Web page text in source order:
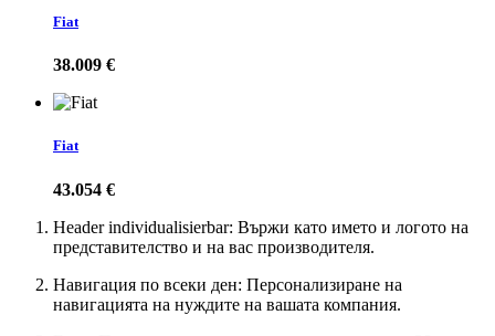
Fiat
38.009 €
Fiat
43.054 €
Header individualisierbar: Вържи като името и логото на
представителство и на вас производителя.
Навигация по всеки ден: Персонализиране на
навигацията на нуждите на вашата компания.